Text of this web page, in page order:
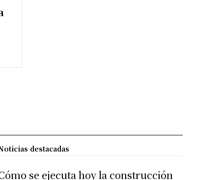
destacadas
se ejecuta hoy la construcción